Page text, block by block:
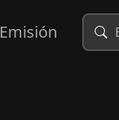
Emisión